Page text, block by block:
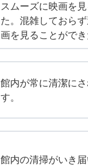
スムーズに映画を
た。混雑しておら
画を見ることができ
館内が常に清潔に
す。
館内の清掃がいき届